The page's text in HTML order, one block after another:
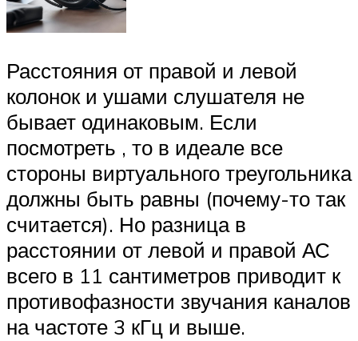
Расстояния от правой и левой
колонок и ушами слушателя не
бывает одинаковым. Если
посмотреть , то в идеале все
стороны виртуального треугольника
должны быть равны (почему-то так
считается). Но разница в
расстоянии от левой и правой АС
всего в 11 сантиметров приводит к
противофазности звучания каналов
на частоте 3 кГц и выше.